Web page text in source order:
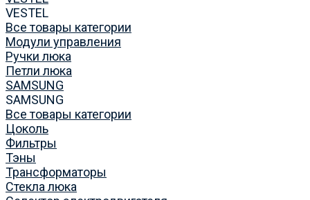
VESTEL
Все товары категории
Модули управления
Ручки люка
Петли люка
SAMSUNG
SAMSUNG
Все товары категории
Цоколь
Фильтры
Тэны
Трансформаторы
Стекла люка